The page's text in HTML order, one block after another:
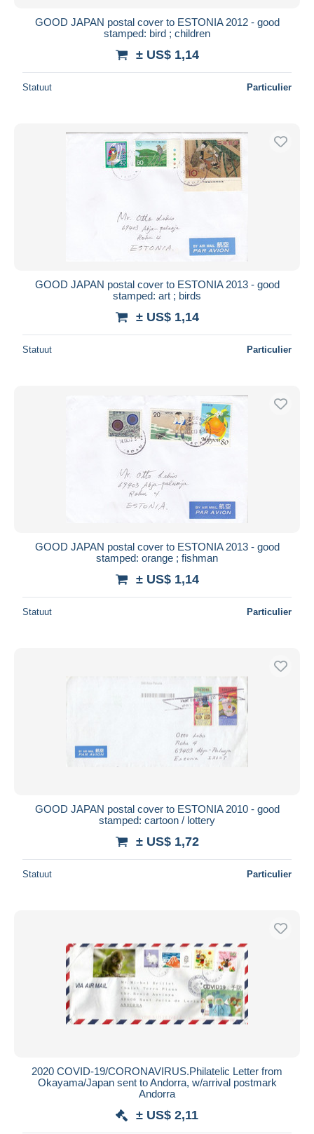
GOOD JAPAN postal cover to ESTONIA 2012 - good
stamped: bird ; children
± US$ 1,14
Statuut Particulier
GOOD JAPAN postal cover to ESTONIA 2013 - good
stamped: art ; birds
± US$ 1,14
Statuut Particulier
GOOD JAPAN postal cover to ESTONIA 2013 - good
stamped: orange ; fishman
± US$ 1,14
Statuut Particulier
GOOD JAPAN postal cover to ESTONIA 2010 - good
stamped: cartoon / lottery
± US$ 1,72
Statuut Particulier
2020 COVID-19/CORONAVIRUS.Philatelic Letter from
Okayama/Japan sent to Andorra, w/arrival postmark
Andorra
± US$ 2,11